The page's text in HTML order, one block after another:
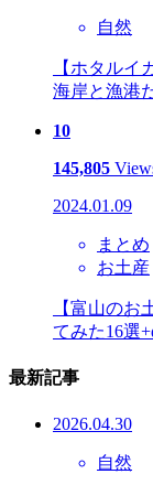
自然
【ホタルイ
海岸と漁港
10
145,805
2024.01.09
まとめ
お土産
【富山のお
てみた16選
最新記事
2026.04.30
自然